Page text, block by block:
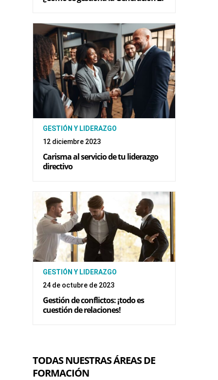
GESTIÓN Y LIDERAZGO
12 diciembre 2023
Carisma al servicio de tu liderazgo
directivo
GESTIÓN Y LIDERAZGO
24 de octubre de 2023
Gestión de conflictos: ¡todo es
cuestión de relaciones!
TODAS NUESTRAS ÁREAS DE
FORMACIÓN